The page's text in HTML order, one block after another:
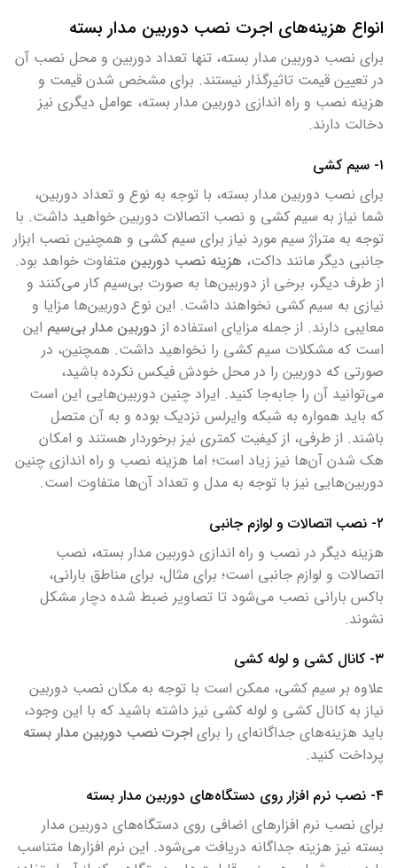
انواع هزینه‌های اجرت نصب دوربین مدار بسته
برای نصب دوربین مدار بسته، تنها تعداد دوربین و محل نصب آن
در تعیین قیمت تاثیرگذار نیستند. برای مشخص شدن قیمت و
هزینه نصب و راه اندازی دوربین مدار بسته، عوامل دیگری نیز
دخالت دارند.
۱- سیم کشی
برای نصب دوربین مدار بسته، با توجه به نوع و تعداد دوربین،
شما نیاز به سیم کشی و نصب اتصالات دوربین خواهید داشت. با
توجه به متراژ سیم مورد نیاز برای سیم کشی و همچنین نصب ابزار
جانبی دیگر مانند داکت، هزینه نصب دوربین متفاوت خواهد بود.
از طرف دیگر، برخی از دوربین‌ها به صورت بی‌سیم کار می‌کنند و
نیازی به سیم کشی نخواهند داشت. این نوع دوربین‌ها مزایا و
معایبی دارند. از جمله مزایای استفاده از دوربین مدار بی‌سیم این
است که مشکلات سیم کشی را نخواهید داشت. همچنین، در
صورتی که دوربین را در محل خودش فیکس نکرده باشید،
می‌توانید آن را جابه‌جا کنید. ایراد چنین دوربین‌هایی این است
که باید همواره به شبکه وایرلس نزدیک بوده و به آن متصل
باشند. از طرفی، از کیفیت کمتری نیز برخوردار هستند و امکان
هک شدن آن‌ها نیز زیاد است؛ اما هزینه نصب و راه اندازی چنین
دوربین‌هایی نیز با توجه به مدل و تعداد آن‌ها متفاوت است.
۲- نصب اتصالات و لوازم جانبی
هزینه دیگر در نصب و راه اندازی دوربین مدار بسته، نصب
اتصالات و لوازم جانبی است؛ برای مثال، برای مناطق بارانی،
باکس بارانی نصب می‌شود تا تصاویر ضبط شده دچار مشکل
نشوند.
۳- کانال کشی و لوله کشی
علاوه بر سیم کشی، ممکن است با توجه به مکان نصب دوربین
نیاز به کانال کشی و لوله کشی نیز داشته باشید که با این وجود،
باید هزینه‌های جداگانه‌ای را برای اجرت نصب دوربین مدار بسته
پرداخت کنید.
۴- نصب نرم افزار روی دستگاه‌های دوربین مدار بسته
برای نصب نرم افزارهای اضافی روی دستگاه‌های دوربین مدار
بسته نیز هزینه جداگانه دریافت می‌شود. این نرم افزارها متناسب